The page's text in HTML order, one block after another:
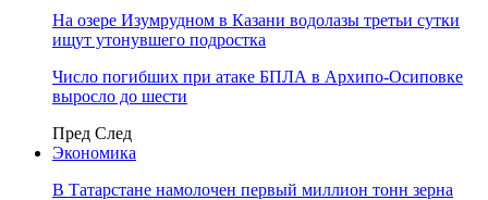
На озере Изумрудном в Казани водолазы третьи сутки
ищут утонувшего подростка
Число погибших при атаке БПЛА в Архипо-Осиповке
выросло до шести
Пред След
Экономика
В Татарстане намолочен первый миллион тонн зерна